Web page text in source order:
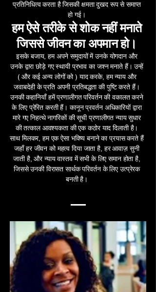
प्रतिनिधित्व करता है जिसकी क्षमता दुखद रूप से समाप्त
हो गई।
हम ऐसे तरीके से शोक नहीं मनाते
जिससे जीवन का अपमान हो।
इसके बजाय, हम अपने समुदायों में उनके योगदान और
उनके द्वारा छोड़े गए स्थायी प्रभाव का जश्न मनाते हैं। उन्हें
(और कई अन्य लोगों को) याद करके, हम न्याय और
जवाबदेही के प्रति अपनी प्रतिबद्धता की पुष्टि करते हैं।
उनकी कहानियाँ हमें प्रणालीगत परिवर्तन की वकालत करने
के लिए प्रेरित करती हैं। कानून प्रवर्तन अधिकारियों द्वारा
मारे गए निहत्थे नागरिकों की सूची प्रणालीगत न्याय सुधार
की तत्काल आवश्यकता की एक कठोर याद दिलाती है।
साथ मिलकर, हम एक ऐसा भविष्य बनाने का प्रयास करते हैं
जहाँ हर जीवन को महत्व दिया जाता है, हर आवाज़ सुनी
जाती है, और न्याय वास्तव में सभी के लिए समान होता है,
जिससे उनकी विरासत सार्थक परिवर्तन के लिए उत्प्रेरक
बनती है।